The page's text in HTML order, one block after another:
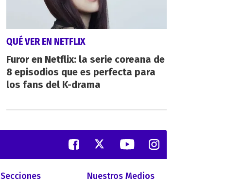
QUÉ VER EN NETFLIX
Furor en Netflix: la serie coreana de
8 episodios que es perfecta para
los fans del K-drama
Secciones Nuestros Medios